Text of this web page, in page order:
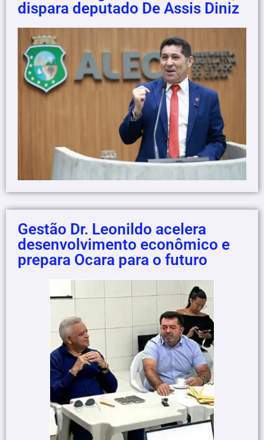
dispara deputado De Assis Diniz
Gestão Dr. Leonildo acelera
desenvolvimento econômico e
prepara Ocara para o futuro